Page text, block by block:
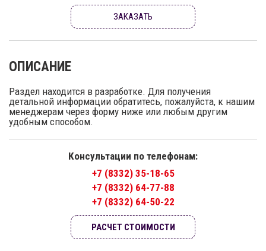
ЗАКАЗАТЬ
ОПИСАНИЕ
Раздел находится в разработке. Для получения
детальной информации обратитесь, пожалуйста, к нашим
менеджерам через форму ниже или любым другим
удобным способом.
Консультации по телефонам:
+7 (8332) 35-18-65
+7 (8332) 64-77-88
+7 (8332) 64-50-22
РАСЧЕТ СТОИМОСТИ